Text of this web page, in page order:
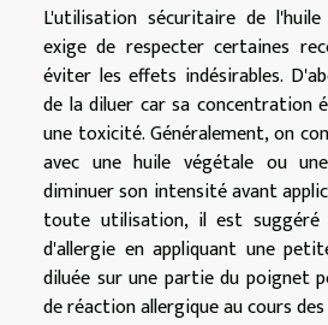
L'utilisation sécuritaire de
exige de respecter certaines
éviter les effets indésirables.
de la diluer car sa concentration
une toxicité. Généralement, on
avec une huile végétale ou
diminuer son intensité avant
toute utilisation, il est
d'allergie en appliquant une
diluée sur une partie du poignet
de réaction allergique au cours